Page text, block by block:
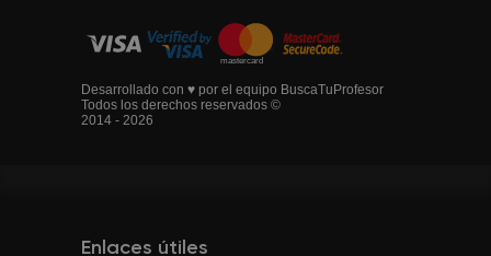
Desarrollado con ♥ por el equipo BuscaTuProfesor
Todos los derechos reservados ©
2014 - 2026
Enlaces útiles